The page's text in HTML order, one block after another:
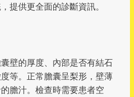
提供更全面的診斷資訊。
壁的厚度、內部是否有結石
等。正常膽囊呈梨形，壁薄
膽汁。檢查時需要患者空